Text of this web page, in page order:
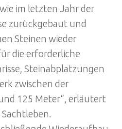
im letzten Jahr der
zurückgebaut und
Steinen wieder
die erforderliche
Steinabplatzungen
zwischen der
125 Meter“, erläutert